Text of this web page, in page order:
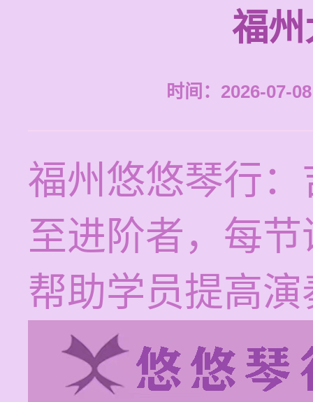
福
时间：2026-07-
福州悠悠琴行
至进阶者，每
帮助学员提高